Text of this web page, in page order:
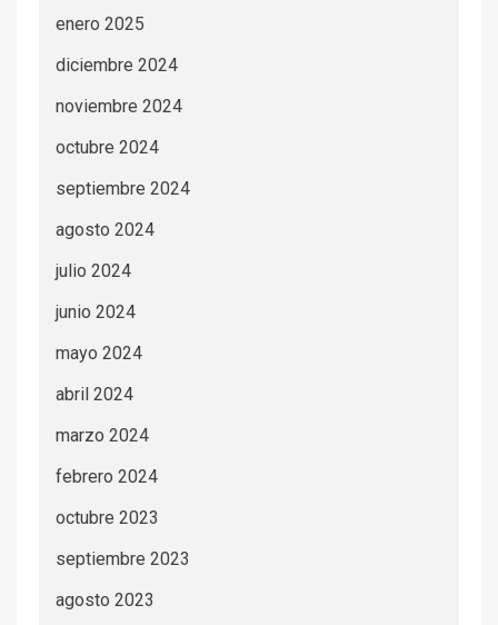
enero 2025
diciembre 2024
noviembre 2024
octubre 2024
septiembre 2024
agosto 2024
julio 2024
junio 2024
mayo 2024
abril 2024
marzo 2024
febrero 2024
octubre 2023
septiembre 2023
agosto 2023